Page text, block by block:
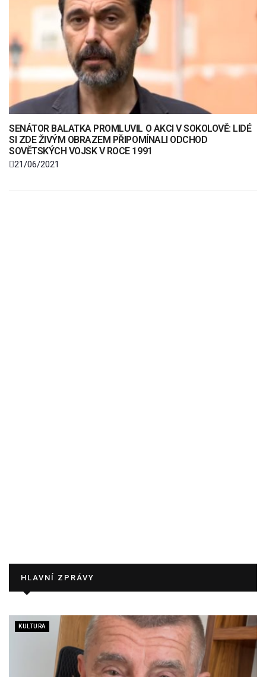
SENÁTOR BALATKA PROMLUVIL O AKCI V SOKOLOVĚ: LIDÉ
SI ZDE ŽIVÝM OBRAZEM PŘIPOMÍNALI ODCHOD
SOVĚTSKÝCH VOJSK V ROCE 1991
21/06/2021
HLAVNÍ ZPRÁVY
KULTURA